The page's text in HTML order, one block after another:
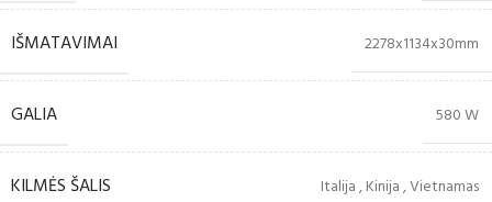
IŠMATAVIMAI 2278x1134x30mm
GALIA 580 W
KILMĖS ŠALIS Italija,Kinija,Vietnamas